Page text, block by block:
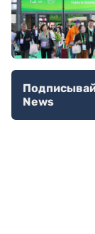
News